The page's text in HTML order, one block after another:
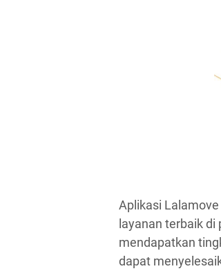
Aplikasi
layanan terbaik
mendapatkan
dapat